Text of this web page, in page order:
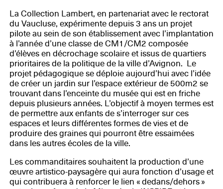
La Collection Lambert, en partenariat avec le rectorat
du Vaucluse, expérimente depuis 3 ans un projet
pilote au sein de son établissement avec l’implantation
à l’année d’une classe de CM1/CM2 composée
d’élèves en décrochage scolaire et issus de quartiers
prioritaires de la politique de la ville d’Avignon. Le
projet pédagogique se déploie aujourd’hui avec l’idée
de créer un jardin sur l’espace extérieur de 500m2 se
trouvant dans l’enceinte du musée qui est en friche
depuis plusieurs années. L’objectif à moyen termes est
de permettre aux enfants de s’interroger sur ces
espaces et leurs différentes formes de vies et de
produire des graines qui pourront être essaimées
dans les autres écoles de la ville.
Les commanditaires souhaitent la production d’une
œuvre artistico-paysagère qui aura fonction d’usage et
qui contribuera à renforcer le lien « dedans/dehors »